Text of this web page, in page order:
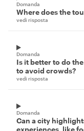
Domanda
Where does the
vedi risposta
Domanda
Is it better to do
to avoid crowds?
vedi risposta
Domanda
Can a city
experiences, like